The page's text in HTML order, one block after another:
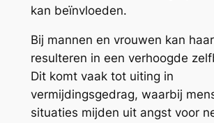
kan beïnvloeden.
Bij mannen en vrouwen kan
resulteren in een verhoogde
Dit komt vaak tot uiting in
vermijdingsgedrag, waarbij
situaties mijden uit angst voor